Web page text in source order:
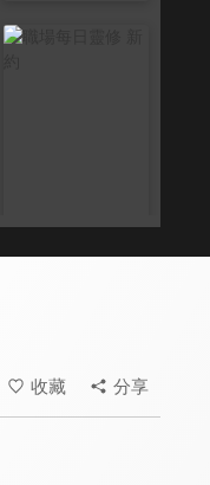
收藏 分享